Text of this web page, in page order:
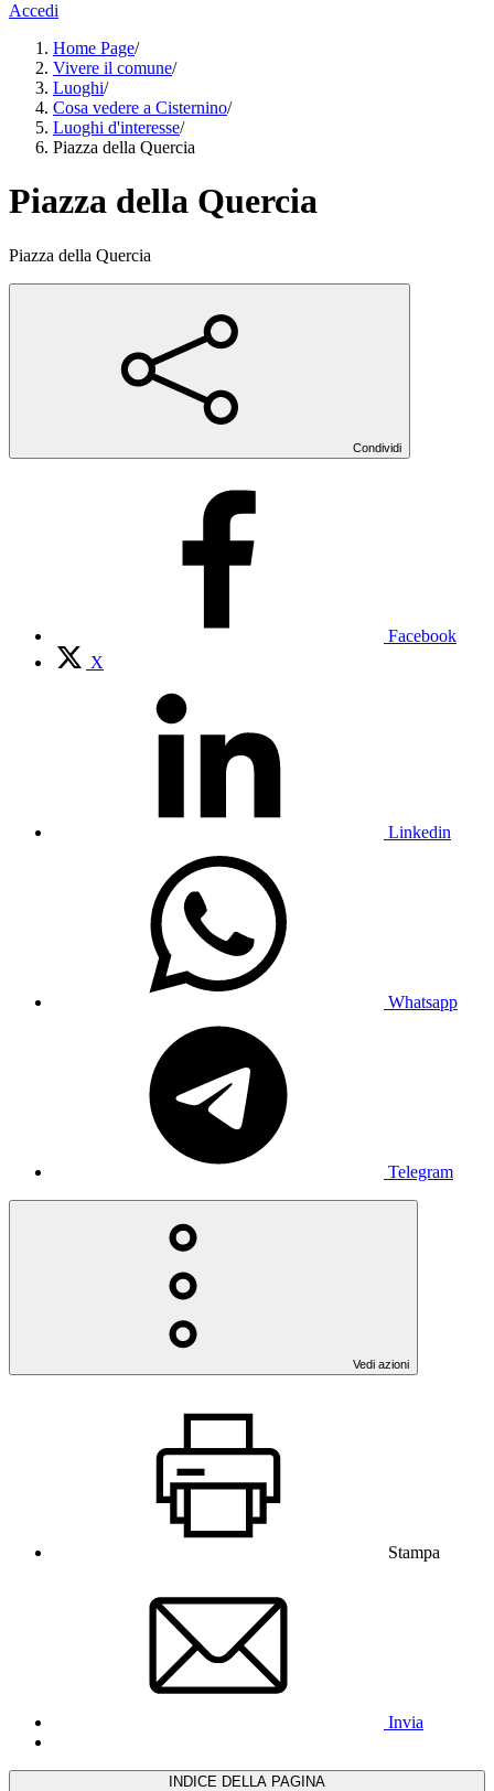
Accedi
Home Page/
Vivere il comune/
Luoghi/
Cosa vedere a Cisternino/
Luoghi d'interesse/
Piazza della Quercia
Piazza della Quercia
Piazza della Quercia
Condividi
Facebook
X
Linkedin
Whatsapp
Telegram
Vedi azioni
Stampa
Invia
INDICE DELLA PAGINA